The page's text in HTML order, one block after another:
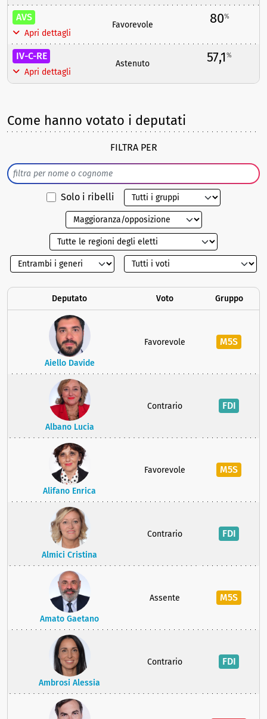
AVS
Apri dettagli
Favorevole 80%
IV-C-RE
Apri dettagli
Astenuto 57,1%
Come hanno votato i deputati
FILTRA PER
Solo i ribelli
Deputato Voto Gruppo
Aiello Davide
Favorevole M5S
Albano Lucia
Contrario FDI
Alifano Enrica
Favorevole M5S
Almici Cristina
Contrario FDI
Amato Gaetano
Assente M5S
Ambrosi Alessia
Contrario FDI